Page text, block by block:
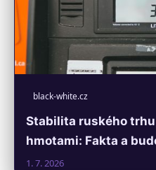
black-white.cz
Stabilita ruského
hmotami: Fakta a
1. 7. 2026